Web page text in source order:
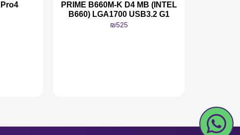
PRIME B660M-K D4 MB (INTEL
B660) LGA1700 USB3.2 G1
₪525